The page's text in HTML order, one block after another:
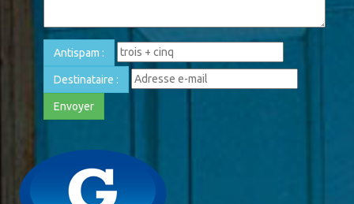
Antispam :
Destinataire :
Envoyer